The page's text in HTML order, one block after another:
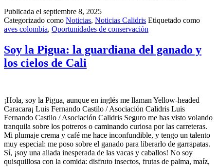
Publicada el septiembre 8, 2025
Categorizado como Noticias, Noticias Calidris Etiquetado como
aves colombia, Oportunidades de conservación
Soy la Pigua: la guardiana del ganado y
los cielos de Cali
¡Hola, soy la Pigua, aunque en inglés me llaman Yellow-headed
Caracara¡ Luis Fernando Castilo / Asociación Calidris Luis
Fernando Castilo / Asociación Calidris Seguro me has visto volando
tranquila sobre los potreros o caminando curiosa por las carreteras.
Mi plumaje crema y café me hace inconfundible, y tengo un talento
muy especial: me poso sobre el ganado para liberarlo de garrapatas.
Sí, ¡soy una aliada inesperada de las vacas y caballos! No soy
quisquillosa con la comida: disfruto insectos, frutas de palma, maíz,